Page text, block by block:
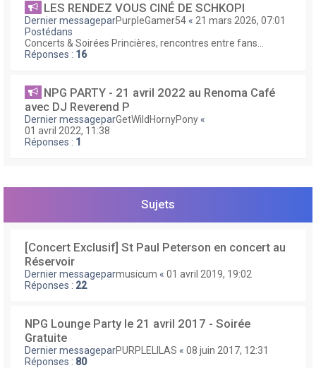
LES RENDEZ VOUS CINÉ DE SCHKOPI
Dernier messageparPurpleGamer54 « 21 mars 2026, 07:01
Postédans
Concerts & Soirées Princières, rencontres entre fans...
Réponses : 16
NPG PARTY - 21 avril 2022 au Renoma Café
avec DJ Reverend P
Dernier messageparGetWildHornyPony «
01 avril 2022, 11:38
Réponses : 1
Sujets
[Concert Exclusif] St Paul Peterson en concert au
Réservoir
Dernier messageparmusicum « 01 avril 2019, 19:02
Réponses : 22
NPG Lounge Party le 21 avril 2017 - Soirée
Gratuite
Dernier messageparPURPLELILAS « 08 juin 2017, 12:31
Réponses : 80